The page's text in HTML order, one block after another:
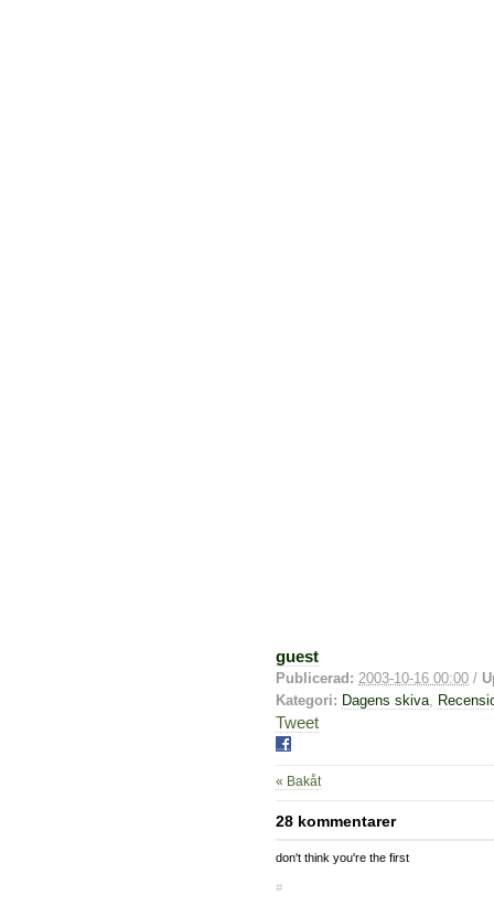
guest
Publicerad: 2003-10-16 00:00 /
Kategori: Dagens skiva
Tweet
« Bakåt
28 kommentarer
don't think you're the first
#